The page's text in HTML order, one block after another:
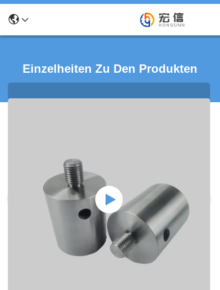
Einzelheiten Zu Den Produkten